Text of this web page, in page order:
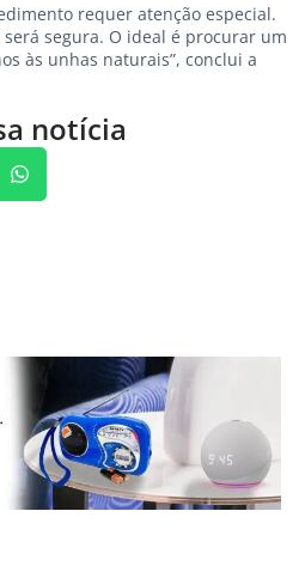
requer atenção especial.
será segura. O ideal é procurar um
às unhas naturais”, conclui a
notícia